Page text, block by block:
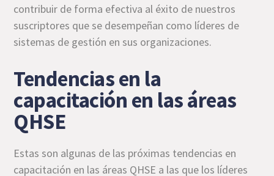
contribuir de forma efectiva al éxito de nuestros
suscriptores que se desempeñan como líderes de
sistemas de gestión en sus organizaciones.
Tendencias en la
capacitación en las áreas
QHSE
Estas son algunas de las próximas tendencias en
capacitación en las áreas QHSE a las que los líderes